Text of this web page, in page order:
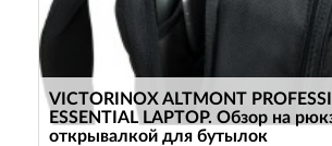
VICTORINOX ALTMONT
ESSENTIAL LAPTOP. Обзор на
открывалкой для бутылок